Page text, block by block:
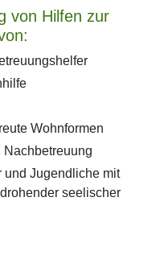
von Hilfen zur
Wohnformen
Nachbetreuung
und Jugendliche mit
seelischer